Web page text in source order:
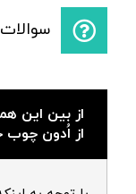
از بین این
از اُدون چوب